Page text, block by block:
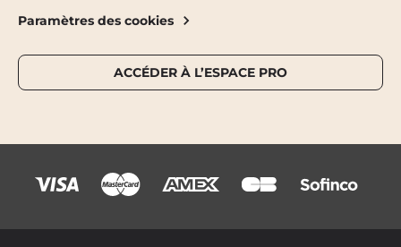
Paramètres des cookies
ACCÉDER À L’ESPACE PRO